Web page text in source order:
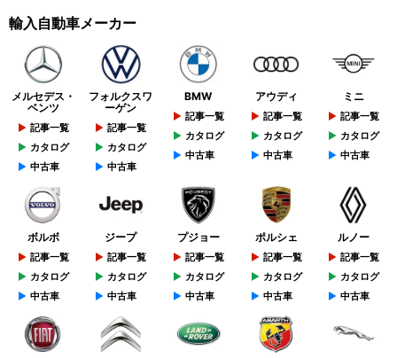
輸入自動車メーカー
メルセデス・
ベンツ
記事一覧
カタログ
中古車
フォルクスワ
ーゲン
記事一覧
カタログ
中古車
BMW
記事一覧
カタログ
中古車
アウディ
記事一覧
カタログ
中古車
ミニ
記事一覧
カタログ
中古車
ボルボ
記事一覧
カタログ
中古車
ジープ
記事一覧
カタログ
中古車
プジョー
記事一覧
カタログ
中古車
ポルシェ
記事一覧
カタログ
中古車
ルノー
記事一覧
カタログ
中古車